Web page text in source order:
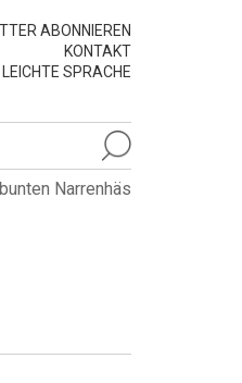
ABONNIEREN
KONTAKT
LEICHTE SPRACHE
Narrenhäs